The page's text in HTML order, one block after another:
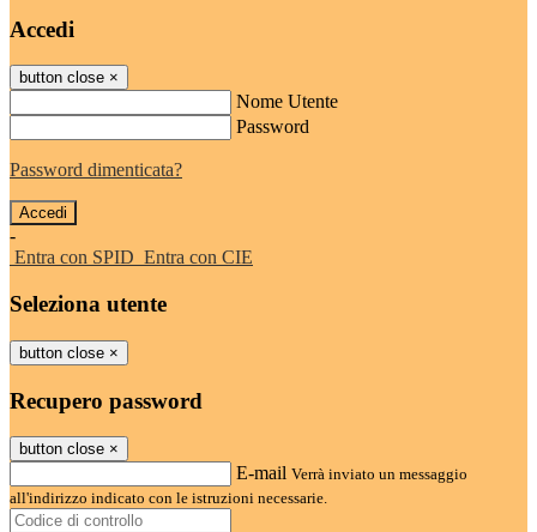
Accedi
button close ×
Nome Utente
Password
Password dimenticata?
-
Entra con SPID Entra con CIE
Seleziona utente
button close ×
Recupero password
button close ×
E-mail Verrà inviato un messaggio
all'indirizzo indicato con le istruzioni necessarie.